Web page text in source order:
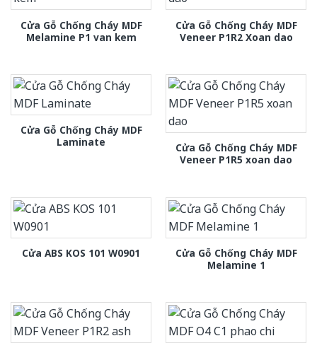
Cửa Gỗ Chống Cháy MDF
Melamine P1 van kem
Cửa Gỗ Chống Cháy MDF
Veneer P1R2 Xoan dao
Cửa Gỗ Chống Cháy MDF
Laminate
Cửa Gỗ Chống Cháy MDF
Veneer P1R5 xoan dao
Cửa ABS KOS 101 W0901
Cửa Gỗ Chống Cháy MDF
Melamine 1